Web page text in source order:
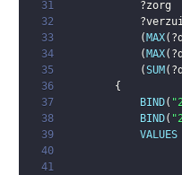
31
?zorg
32
33
( MAX(
34
( MAX(
35
(SUM (
36
{
37
BIND(
38
BIND(
39
VALUES
40
41